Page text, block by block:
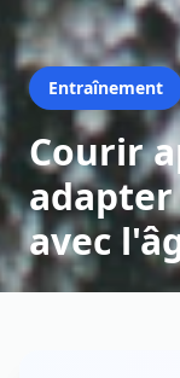
Entraînement
Courir
avec